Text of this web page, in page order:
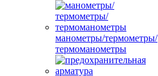
манометры/термометры/
термоманометры